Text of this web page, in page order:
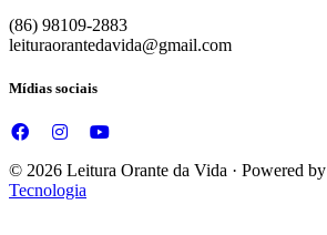
(86) 98109-2883
leituraorantedavida@gmail.com
Mídias sociais
© 2026 Leitura Orante da Vida · Powered by
Tecnologia